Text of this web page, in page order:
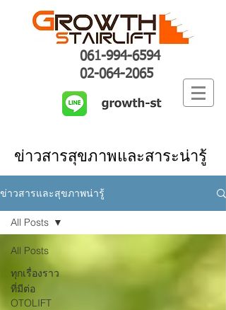
061-994-6594
02-064-2065
ข่าวสารสุขภาพและสาระน่ารู้
ข่าวสารและสุขภาพน่ารู้
All Posts
ทุกเรื่องราว
ที่มีต่อ
OTOLIFT
All Posts